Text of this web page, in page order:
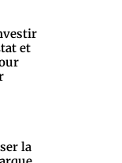
et
la